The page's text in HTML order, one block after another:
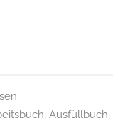
, Ausfüllbuch,